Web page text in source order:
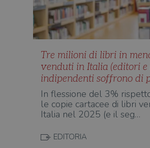
Tre milioni di libri in
venduti in Italia (editori
indipendenti soffrono di
In flessione del 3%
le copie cartacee di libri
Italia nel 2025 (e il seg…
EDITORIA